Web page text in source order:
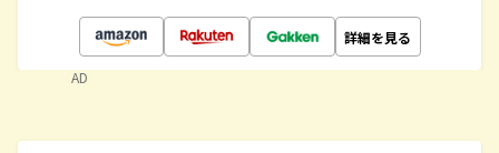
詳細を見る
AD